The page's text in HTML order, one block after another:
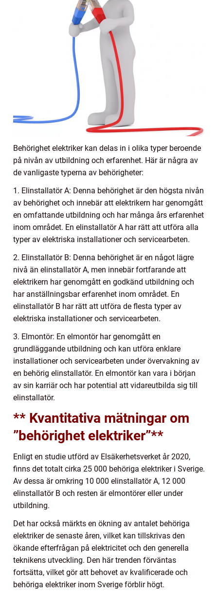
Behörighet elektriker kan delas in i olika typer beroende
på nivån av utbildning och erfarenhet. Här är några av
de vanligaste typerna av behörigheter:
1. Elinstallatör A: Denna behörighet är den högsta nivån
av behörighet och innebär att elektrikern har genomgått
en omfattande utbildning och har många års erfarenhet
inom området. En elinstallatör A har rätt att utföra alla
typer av elektriska installationer och servicearbeten.
2. Elinstallatör B: Denna behörighet är en något lägre
nivå än elinstallatör A, men innebär fortfarande att
elektrikern har genomgått en godkänd utbildning och
har anställningsbar erfarenhet inom området. En
elinstallatör B har rätt att utföra de flesta typer av
elektriska installationer och servicearbeten.
3. Elmontör: En elmontör har genomgått en
grundläggande utbildning och kan utföra enklare
installationer och servicearbeten under övervakning av
en behörig elinstallatör. En elmontör kan vara i början
av sin karriär och har potential att vidareutbilda sig till
elinstallatör.
** Kvantitativa mätningar om
”behörighet elektriker”**
Enligt en studie utförd av Elsäkerhetsverket år 2020,
finns det totalt cirka 25 000 behöriga elektriker i Sverige.
Av dessa är omkring 10 000 elinstallatör A, 12 000
elinstallatör B och resten är elmontörer eller under
utbildning.
Det har också märkts en ökning av antalet behöriga
elektriker de senaste åren, vilket kan tillskrivas den
ökande efterfrågan på elektricitet och den generella
teknikens utveckling. Den här trenden förväntas
fortsätta, vilket gör att behovet av kvalificerade och
behöriga elektriker inom Sverige förblir högt.